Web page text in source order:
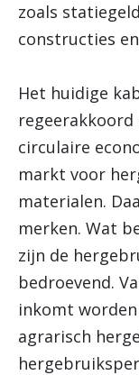
zoals
constructies
Het huidige
regeerakkoord
circulaire
markt voor
materialen.
merken. Wat
zijn de
bedroevend.
inkomt
agrarisch